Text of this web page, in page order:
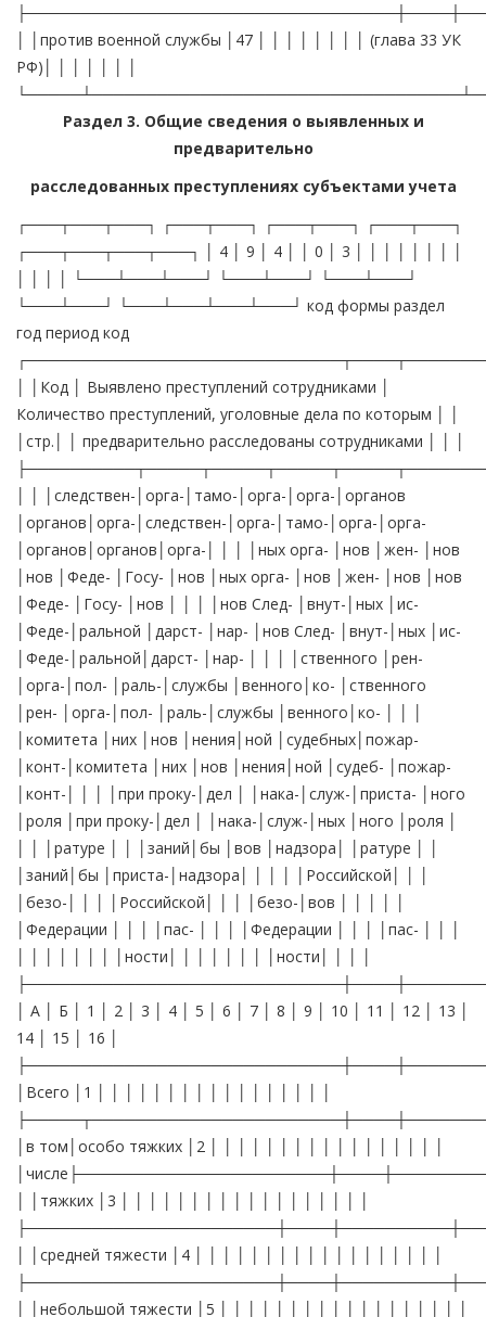
│ │против военной службы │47 │ │ │ │ │ │ │ │ (глава 33 УК
РФ)│ │ │ │ │ │ │
Раздел 3. Общие сведения о выявленных и
предварительно
расследованных преступлениях субъектами учета
┌───┬───┬───┐ ┌───┬───┐ ┌───┬───┐ ┌───┬───┐ ┌───┬───┬───┬───┐ │ 4 │ 9 │ 4 │ │ 0 │ 3 │ │ │ │ │ │ │ │ │ │ │ │ └───┴───┴───┘ └───┴───┘ └───┴───┘ └───┴───┘ └───┴───┴───┴───┘ код формы раздел год период код ┌─────────────────────────────┬────┬─────────────────────────────────────────────────────────┬────────────────────────────────────────────────────────┐ │ │Код │ Выявлено преступлений сотрудниками │ Количество преступлений, уголовные дела по которым │ │ │стр.│ │ предварительно расследованы сотрудниками │ │ │ ├──────────┬─────┬─────┬─────┬─────┬────────┬───────┬─────┼──────────┬─────┬─────┬─────┬─────┬───────┬───────┬─────┤ │ │ │следствен-│орга-│тамо-│орга-│орга-│органов │органов│орга-│следствен-│орга-│тамо-│орга-│орга-│органов│органов│орга-│ │ │ │ных орга- │нов │жен- │нов │нов │Феде- │Госу- │нов │ных орга- │нов │жен- │нов │нов │Феде- │Госу- │нов │ │ │ │нов След- │внут-│ных │ис- │Феде-│ральной │дарст- │нар- │нов След- │внут-│ных │ис- │Феде-│ральной│дарст- │нар- │ │ │ │ственного │рен- │орга-│пол- │раль-│службы │венного│ко- │ственного │рен- │орга-│пол- │раль-│службы │венного│ко- │ │ │ │комитета │них │нов │нения│ной │судебных│пожар- │конт-│комитета │них │нов │нения│ной │судеб- │пожар- │конт-│ │ │ │при проку-│дел │ │нака-│служ-│приста- │ного │роля │при проку-│дел │ │нака-│служ-│ных │ного │роля │ │ │ │ратуре │ │ │заний│бы │вов │надзора│ │ратуре │ │ │заний│бы │приста-│надзора│ │ │ │ │Российской│ │ │ │безо-│ │ │ │Российской│ │ │ │безо-│вов │ │ │ │ │ │Федерации │ │ │ │пас- │ │ │ │Федерации │ │ │ │пас- │ │ │ │ │ │ │ │ │ │ │ности│ │ │ │ │ │ │ │ности│ │ │ │ ├─────────────────────────────┼────┼──────────┼─────┼─────┼─────┼─────┼────────┼───────┼─────┼──────────┼─────┼─────┼─────┼─────┼───────┼───────┼─────┤ │ А │ Б │ 1 │ 2 │ 3 │ 4 │ 5 │ 6 │ 7 │ 8 │ 9 │ 10 │ 11 │ 12 │ 13 │ 14 │ 15 │ 16 │ ├─────────────────────────────┼────┼──────────┼─────┼─────┼─────┼─────┼────────┼───────┼─────┼──────────┼─────┼─────┼─────┼─────┼───────┼───────┼─────┤ │Всего │1 │ │ │ │ │ │ │ │ │ │ │ │ │ │ │ │ │ ├─────┬───────────────────────┼────┼──────────┼─────┼─────┼─────┼─────┼────────┼───────┼─────┼──────────┼─────┼─────┼─────┼─────┼───────┼───────┼─────┤ │в том│особо тяжких │2 │ │ │ │ │ │ │ │ │ │ │ │ │ │ │ │ │ │числе├───────────────────────┼────┼──────────┼─────┼─────┼─────┼─────┼────────┼───────┼─────┼──────────┼─────┼─────┼─────┼─────┼───────┼───────┼─────┤ │ │тяжких │3 │ │ │ │ │ │ │ │ │ │ │ │ │ │ │ │ │ │ ├───────────────────────┼────┼──────────┼─────┼─────┼─────┼─────┼────────┼───────┼─────┼──────────┼─────┼─────┼─────┼─────┼───────┼───────┼─────┤ │ │средней тяжести │4 │ │ │ │ │ │ │ │ │ │ │ │ │ │ │ │ │ │ ├───────────────────────┼────┼──────────┼─────┼─────┼─────┼─────┼────────┼───────┼─────┼──────────┼─────┼─────┼─────┼─────┼───────┼───────┼─────┤ │ │небольшой тяжести │5 │ │ │ │ │ │ │ │ │ │ │ │ │ │ │ │ │ │ ├───────────────────────┼────┼──────────┼─────┼─────┼─────┼─────┼────────┼───────┼─────┼──────────┼─────┼─────┼─────┼─────┼───────┼───────┼─────┤ │ │экономических │6 │ │ │ │ │ │ │ │ │ │ │ │ │ │ │ │ │ │ ├───────┬───────────────┼────┼──────────┼─────┼─────┼─────┼─────┼────────┼───────┼─────┼──────────┼─────┼─────┼─────┼─────┼───────┼───────┼─────┤ │ │из них │налоговых │7 │ │ │ │ │ │ │ │ │ │ │ │ │ │ │ │ │ │ ├───────┴───────────────┼────┼──────────┼─────┼─────┼─────┼─────┼────────┼───────┼─────┼──────────┼─────┼─────┼─────┼─────┼───────┼───────┼─────┤ │ │экологической │8 │ │ │ │ │ │ │ │ │ │ │ │ │ │ │ │ │ │ │направленности │ │ │ │ │ │ │ │ │ │ │ │ │ │ │ │ │ │ │ ├───────────────────────┼────┼──────────┼─────┼─────┼─────┼─────┼────────┼───────┼─────┼──────────┼─────┼─────┼─────┼─────┼───────┼───────┼─────┤ │ │террористического │9 │ │ │ │ │ │ │ │ │ │ │ │ │ │ │ │ │ │ │характера │ │ │ │ │ │ │ │ │ │ │ │ │ │ │ │ │ │ │ ├───────────────────────┼────┼──────────┼─────┼─────┼─────┼─────┼────────┼───────┼─────┼──────────┼─────┼─────┼─────┼─────┼───────┼───────┼─────┤ │ │экстремистской │10 │ │ │ │ │ │ │ │ │ │ │ │ │ │ │ │ │ │ │направленности │ │ │ │ │ │ │ │ │ │ │ │ │ │ │ │ │ │ │ ├───────────────────────┼────┼──────────┼─────┼─────┼─────┼─────┼────────┼───────┼─────┼──────────┼─────┼─────┼─────┼─────┼───────┼───────┼─────┤ │ │совершенных в особо │11 │ │ │ │ │ │ │ │ │ │ │ │ │ │ │ │ │ │ │крупном размере либо │ │ │ │ │ │ │ │ │ │ │ │ │ │ │ │ │ │ │ │сопряженных с извлече- │ │ │ │ │ │ │ │ │ │ │ │ │ │ │ │ │ │ │ │нием дохода в особо │ │ │ │ │ │ │ │ │ │ │ │ │ │ │ │ │ │ │ │крупном размере │ │ │ │ │ │ │ │ │ │ │ │ │ │ │ │ │ │ │ ├───────────────────────┼────┼──────────┼─────┼─────┼─────┼─────┼────────┼───────┼─────┼──────────┼─────┼─────┼─────┼─────┼───────┼───────┼─────┤ │ │совершенных в крупном │12 │ │ │ │ │ │ │ │ │ │ │ │ │ │ │ │ │ │ │(значительном) размере │ │ │ │ │ │ │ │ │ │ │ │ │ │ │ │ │ │ │ │либо причинивших │ │ │ │ │ │ │ │ │ │ │ │ │ │ │ │ │ │ │ │крупный (значительный) │ │ │ │ │ │ │ │ │ │ │ │ │ │ │ │ │ │ │ │ущерб │ │ │ │ │ │ │ │ │ │ │ │ │ │ │ │ │ │ │ ├───────┬───────────────┼────┼──────────┼─────┼─────┼─────┼─────┼────────┼───────┼─────┼──────────┼─────┼─────┼─────┼─────┼───────┼───────┼─────┤ │ │связан-│наркотических │13 │ │ │ │ │ │ │ │ │ │ │ │ │ │ │ │ │ │ │ных с │средств, психо-│ │ │ │ │ │ │ │ │ │ │ │ │ │ │ │ │ │ │ │неза- │тропных веществ│ │ │ │ │ │ │ │ │ │ │ │ │ │ │ │ │ │ │ │конным │или их анало- │ │ │ │ │ │ │ │ │ │ │ │ │ │ │ │ │ │ │ │оборо- │гов, сильнодей-│ │ │ │ │ │ │ │ │ │ │ │ │ │ │ │ │ │ │ │том │ствующих │ │ │ │ │ │ │ │ │ │ │ │ │ │ │ │ │ │ │ │ │веществ │ │ │ │ │ │ │ │ │ │ │ │ │ │ │ │ │ │ │ │ ├───────────────┼────┼──────────┼─────┼─────┼─────┼─────┼────────┼───────┼─────┼──────────┼─────┼─────┼─────┼─────┼───────┼───────┼─────┤ │ │ │оружия │14 │ │ │ │ │ │ │ │ │ │ │ │ │ │ │ │ │ │ ├───────┼───────────────┼────┼──────────┼─────┼─────┼─────┼─────┼────────┼───────┼─────┼──────────┼─────┼─────┼─────┼─────┼───────┼───────┼─────┤ │ │совер- │оружия, боепри-│15 │ │ │ │ │ │ │ │ │ │ │ │ │ │ │ │ │ │ │шенных │пасов, взрывча-│ │ │ │ │ │ │ │ │ │ │ │ │ │ │ │ │ │ │ │с ис- │тых веществ,